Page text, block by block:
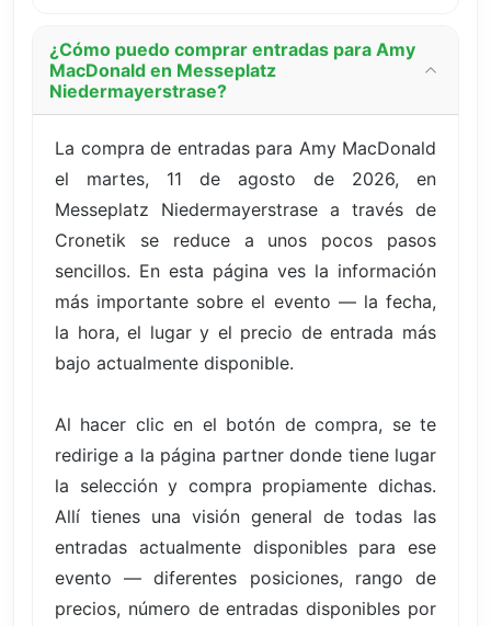
¿Cómo puedo comprar entradas para Amy
MacDonald en Messeplatz
Niedermayerstrase?
La compra de entradas para Amy MacDonald
el martes, 11 de agosto de 2026, en
Messeplatz Niedermayerstrase a través de
Cronetik se reduce a unos pocos pasos
sencillos. En esta página ves la información
más importante sobre el evento — la fecha,
la hora, el lugar y el precio de entrada más
bajo actualmente disponible.
Al hacer clic en el botón de compra, se te
redirige a la página partner donde tiene lugar
la selección y compra propiamente dichas.
Allí tienes una visión general de todas las
entradas actualmente disponibles para ese
evento — diferentes posiciones, rango de
precios, número de entradas disponibles por